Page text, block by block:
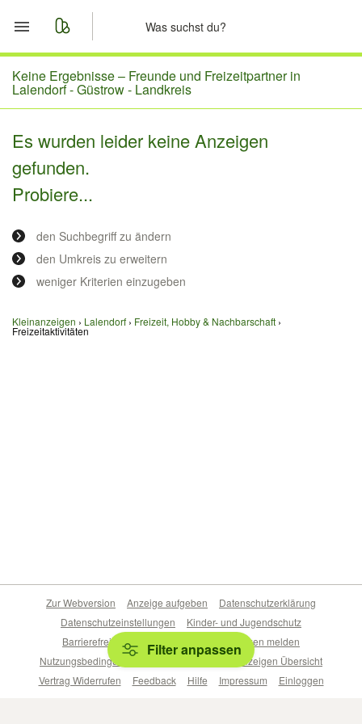
Start
Merkliste
Nachrichten
Anzeige aufgeben
Keine Ergebnisse – Freunde und Freizeitpartner in
Lalendorf - Güstrow - Landkreis
Es wurden leider keine Anzeigen
gefunden.
Probiere...
den Suchbegriff zu ändern
den Umkreis zu erweitern
weniger Kriterien einzugeben
Kleinanzeigen Lalendorf Freizeit, Hobby & Nachbarschaft
Freizeitaktivitäten
Filter anpassen
Zur Webversion Anzeige aufgeben
Datenschutzerklärung
Datenschutzeinstellungen
Kinder- und Jugendschutz
Barrierefreiheitserklärung
Sicherheitslücken melden
Nutzungsbedingungen
Beliebte Suchen
Anzeigen Übersicht
Vertrag Widerrufen
Feedback Hilfe Impressum Einloggen